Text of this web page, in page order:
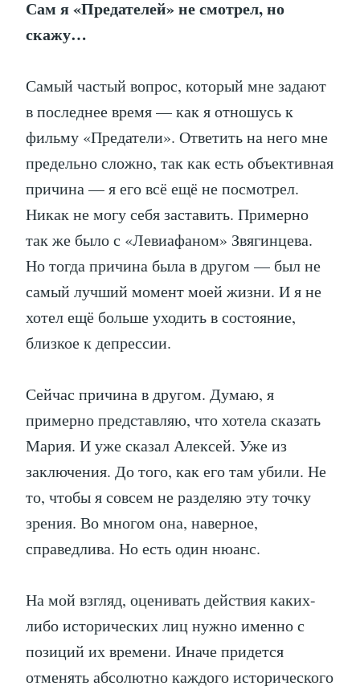
Сам я «Предателей» не смотрел, но
скажу…
Самый частый вопрос, который мне задают
в последнее время — как я отношусь к
фильму «Предатели». Ответить на него мне
предельно сложно, так как есть объективная
причина — я его всё ещё не посмотрел.
Никак не могу себя заставить. Примерно
так же было с «Левиафаном» Звягинцева.
Но тогда причина была в другом — был не
самый лучший момент моей жизни. И я не
хотел ещё больше уходить в состояние,
близкое к депрессии.
Сейчас причина в другом. Думаю, я
примерно представляю, что хотела сказать
Мария. И уже сказал Алексей. Уже из
заключения. До того, как его там убили. Не
то, чтобы я совсем не разделяю эту точку
зрения. Во многом она, наверное,
справедлива. Но есть один нюанс.
На мой взгляд, оценивать действия каких-
либо исторических лиц нужно именно с
позиций их времени. Иначе придется
отменять абсолютно каждого исторического